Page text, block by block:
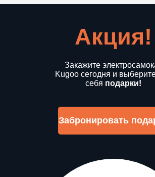
Акция!
Закажите
Kugoo сегодня и
себя подарки!
Забронировать